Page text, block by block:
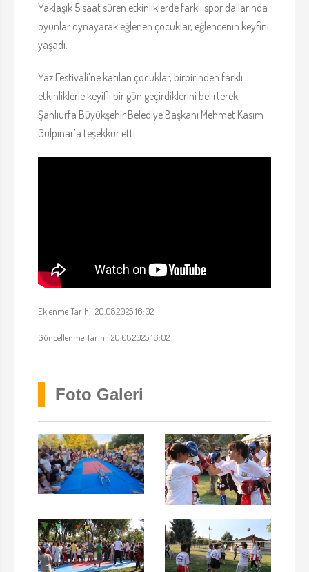
Yaklaşık 5 saat süren etkinliklerde farklı spor dallarında
oyunlar oynayarak eğlenen çocuklar, eğlencenin keyfini
yaşadı.
Yaz Festivali’ne katılan çocuklar, birbirinden farklı
etkinliklerle keyifli bir gün geçirdiklerini belirterek,
Şanlıurfa Büyükşehir Belediye Başkanı Mehmet Kasım
Gülpınar’a teşekkür etti.
Eklenme Tarihi: 20.08.2025 16:02
Güncellenme Tarihi: 20.08.2025 16:02
Foto Galeri